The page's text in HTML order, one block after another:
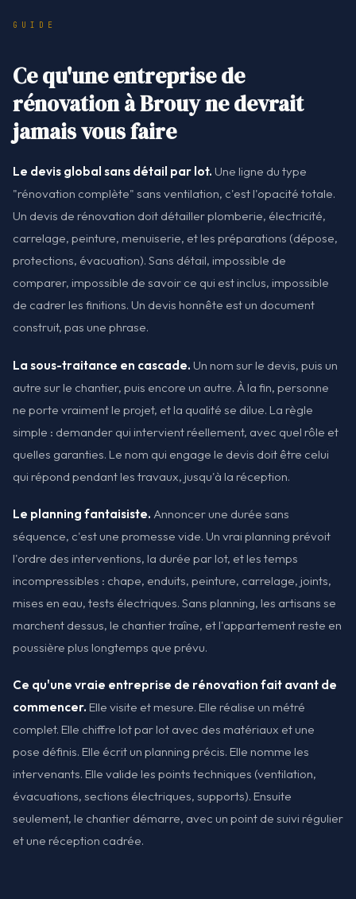
GUIDE
Ce qu'une entreprise de
rénovation à Brouy ne devrait
jamais vous faire
Le devis global sans détail par lot. Une ligne du type
"rénovation complète" sans ventilation, c'est l'opacité totale.
Un devis de rénovation doit détailler plomberie, électricité,
carrelage, peinture, menuiserie, et les préparations (dépose,
protections, évacuation). Sans détail, impossible de
comparer, impossible de savoir ce qui est inclus, impossible
de cadrer les finitions. Un devis honnête est un document
construit, pas une phrase.
La sous-traitance en cascade. Un nom sur le devis, puis un
autre sur le chantier, puis encore un autre. À la fin, personne
ne porte vraiment le projet, et la qualité se dilue. La règle
simple : demander qui intervient réellement, avec quel rôle et
quelles garanties. Le nom qui engage le devis doit être celui
qui répond pendant les travaux, jusqu'à la réception.
Le planning fantaisiste. Annoncer une durée sans
séquence, c'est une promesse vide. Un vrai planning prévoit
l'ordre des interventions, la durée par lot, et les temps
incompressibles : chape, enduits, peinture, carrelage, joints,
mises en eau, tests électriques. Sans planning, les artisans se
marchent dessus, le chantier traîne, et l'appartement reste en
poussière plus longtemps que prévu.
Ce qu'une vraie entreprise de rénovation fait avant de
commencer. Elle visite et mesure. Elle réalise un métré
complet. Elle chiffre lot par lot avec des matériaux et une
pose définis. Elle écrit un planning précis. Elle nomme les
intervenants. Elle valide les points techniques (ventilation,
évacuations, sections électriques, supports). Ensuite
seulement, le chantier démarre, avec un point de suivi régulier
et une réception cadrée.